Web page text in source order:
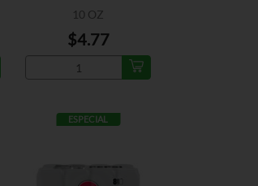
10 OZ
$4.77
ESPECIAL